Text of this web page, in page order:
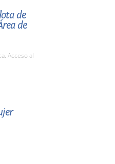
de
de
Acceso al